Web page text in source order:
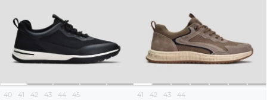
40 41 42 43 44 45 41 42 43 44